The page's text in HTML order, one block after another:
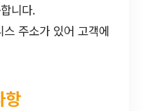
니다.
스 주소가 있어 고객에
항